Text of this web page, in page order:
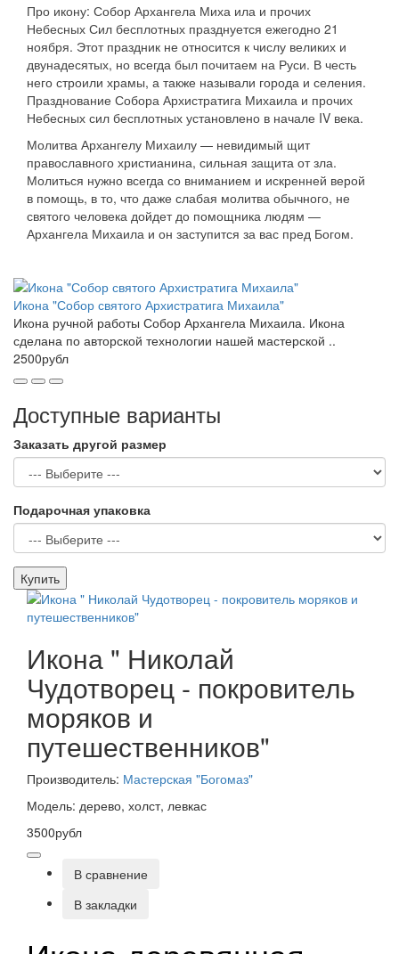
Про икону: Собор Архангела Миха ила и прочих
Небесных Сил бесплотных празднуется ежегодно 21
ноября. Этот праздник не относится к числу великих и
двунадесятых, но всегда был почитаем на Руси. В честь
него строили храмы, а также называли города и селения.
Празднование Собора Архистратига Михаила и прочих
Небесных сил бесплотных установлено в начале IV века.
Молитва Архангелу Михаилу — невидимый щит
православного христианина, сильная защита от зла.
Молиться нужно всегда со вниманием и искренней верой
в помощь, в то, что даже слабая молитва обычного, не
святого человека дойдет до помощника людям —
Архангела Михаила и он заступится за вас пред Богом.
Икона "Собор святого Архистратига Михаила"
Икона ручной работы Собор Архангела Михаила. Икона
сделана по авторской технологии нашей мастерской ..
2500рубл
Доступные варианты
Заказать другой размер
Подарочная упаковка
Купить
Икона " Николай
Чудотворец - покровитель
моряков и
путешественников"
Производитель: Мастерская "Богомаз"
Модель: дерево, холст, левкас
3500рубл
В сравнение
В закладки